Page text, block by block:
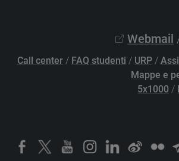
Webmail
Call center / FAQ studenti / URP /
Mappe e
5x1000 /